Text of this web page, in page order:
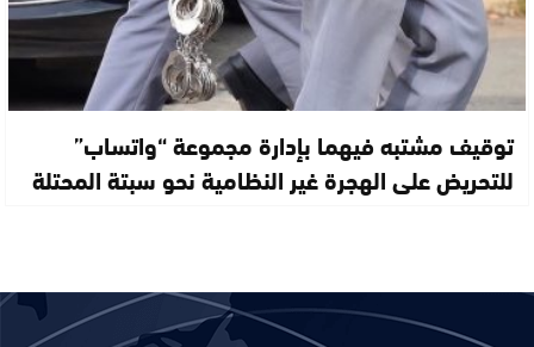
توقيف مشتبه فيهما بإدارة مجموعة “واتساب”
للتحريض على الهجرة غير النظامية نحو سبتة المحتلة